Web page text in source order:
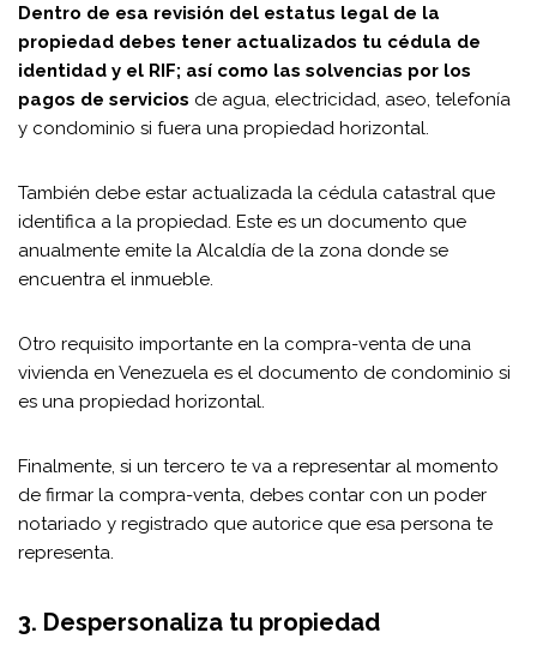
Dentro de esa revisión del estatus legal de la
propiedad debes tener actualizados tu cédula de
identidad y el RIF; así como las solvencias por los
pagos de servicios de agua, electricidad, aseo, telefonía
y condominio si fuera una propiedad horizontal.
También debe estar actualizada la cédula catastral que
identifica a la propiedad. Este es un documento que
anualmente emite la Alcaldía de la zona donde se
encuentra el inmueble.
Otro requisito importante en la compra-venta de una
vivienda en Venezuela es el documento de condominio si
es una propiedad horizontal.
Finalmente, si un tercero te va a representar al momento
de firmar la compra-venta, debes contar con un poder
notariado y registrado que autorice que esa persona te
representa.
3. Despersonaliza tu propiedad